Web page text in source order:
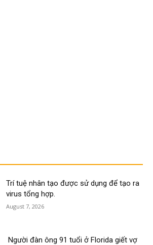
Trí tuệ nhân tạo được sử dụng để tạo ra
virus tổng hợp.
August 7, 2026
Người đàn ông 91 tuổi ở Florida giết vợ